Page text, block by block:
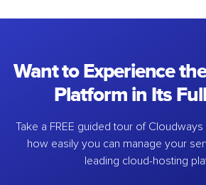
Want to Experience
Platform in Its
Take a FREE guided tour of
how easily you can manage your
leading cloud-hosting